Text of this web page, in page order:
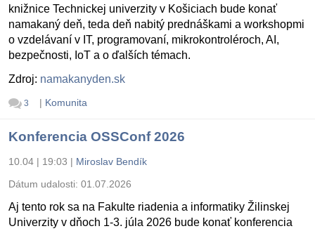
knižnice Technickej univerzity v Košiciach bude konať
namakaný deň, teda deň nabitý prednáškami a workshopmi
o vzdelávaní v IT, programovaní, mikrokontroléroch, AI,
bezpečnosti, IoT a o ďalších témach.
Zdroj: namakanyden.sk
3 | Komunita
Konferencia OSSConf 2026
10.04 | 19:03 | Miroslav Bendík
Dátum udalosti: 01.07.2026
Aj tento rok sa na Fakulte riadenia a informatiky Žilinskej
Univerzity v dňoch 1-3. júla 2026 bude konať konferencia